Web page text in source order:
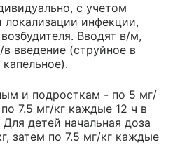
с учетом
локализации инфекции,
Вводят в/м,
введение (струйное в
и подросткам - по 5 мг/
7.5 мг/кг каждые 12 ч в
детей начальная доза
затем по 7.5 мг/кг каждые